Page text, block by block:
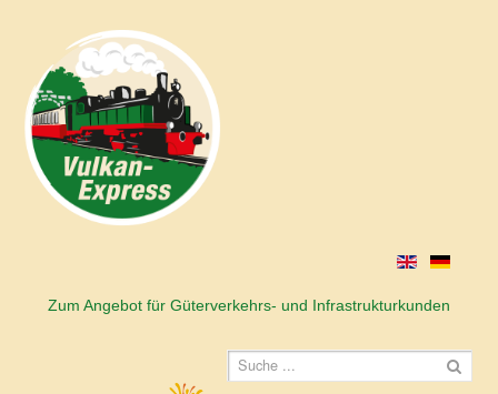
Zum Angebot für Güterverkehrs- und Infrastrukturkunden